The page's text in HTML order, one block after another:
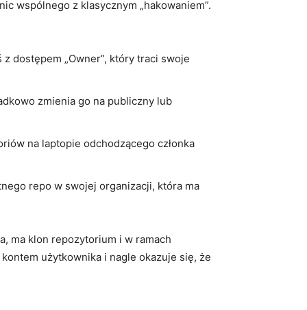
wspólnego z klasycznym „hakowaniem”.
dostępem „Owner”, który traci swoje
zmienia go na publiczny lub
na laptopie odchodzącego członka
repo w swojej organizacji, która ma
ma klon repozytorium i w ramach
użytkownika i nagle okazuje się, że